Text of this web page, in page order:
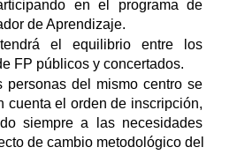
en el programa de
de Aprendizaje.
el equilibrio entre los
FP públicos y concertados.
personas del mismo centro se
cuenta el orden de inscripción,
siempre a las necesidades
de cambio metodológico del